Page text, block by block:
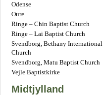
Odense
Oure
Ringe – Chin Baptist Church
Ringe – Lai Baptist Church
Svendborg, Bethany International
Church
Svendborg, Matu Baptist Church
Vejle Baptistkirke
Midtjylland